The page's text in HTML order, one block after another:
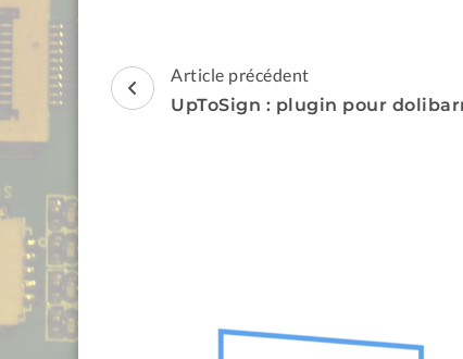
Navigation
d'article
Article précédent
UpToSign : plugin pour